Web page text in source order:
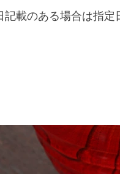
載のある場合は指定